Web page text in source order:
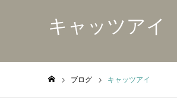
キャッツアイ
ブログ キャッツアイ